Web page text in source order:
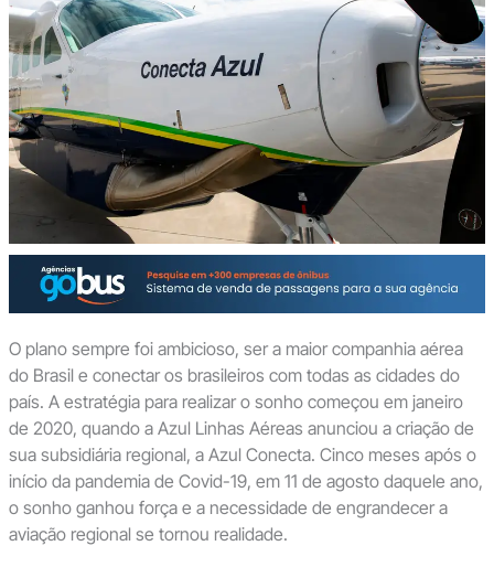
O plano sempre foi ambicioso, ser a maior companhia aérea
do Brasil e conectar os brasileiros com todas as cidades do
país. A estratégia para realizar o sonho começou em janeiro
de 2020, quando a Azul Linhas Aéreas anunciou a criação de
sua subsidiária regional, a Azul Conecta. Cinco meses após o
início da pandemia de Covid-19, em 11 de agosto daquele ano,
o sonho ganhou força e a necessidade de engrandecer a
aviação regional se tornou realidade.